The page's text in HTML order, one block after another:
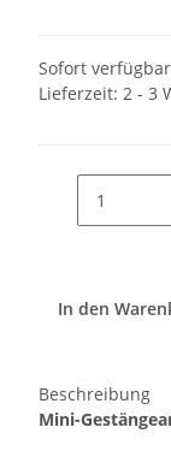
Sofort verfügbar
Lieferzeit: 2 - 3
In den
Beschreibung
Mini-